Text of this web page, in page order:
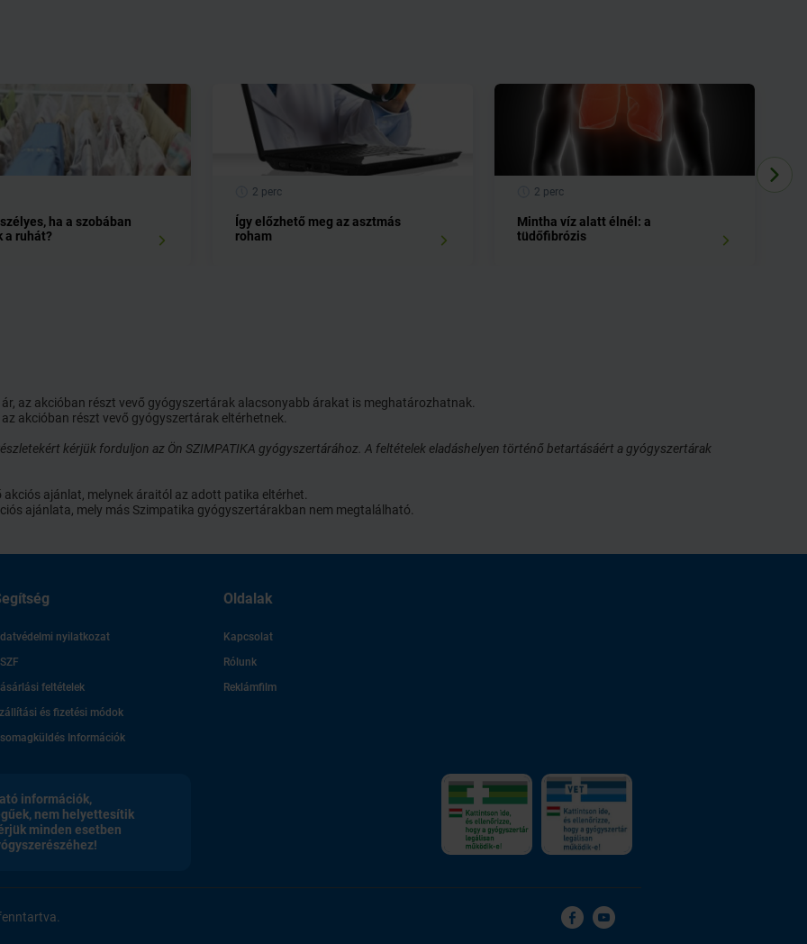
kezelésére,
vagy éppen
vagy
váladékürítő
miatt (a fokozott
adagolást módosítani;
veszélyezteti a
gyéb gyógyszerek és az
a készítmény laktóz-
számoltak be.
fel, hagyja abba az
kezelőorvosához.
vagy nemrégiben
reflexet gátló
nyák kiköhögését
ha a szobában
a ruhát?
2 perc
Így előzhető meg az asztmás
roham
2 perc
Mintha víz alatt élnél: a
tüdőfibrózis
az akcióban részt vevő gyógyszertárak alacsonyabb árakat is meghatározhatnak.
akcióban részt vevő gyógyszertárak eltérhetnek.
kérjük forduljon az Ön SZIMPATIKA gyógyszertárához. A feltételek eladáshelyen történő betartásáért a gyógyszertárak
ajánlat, melynek áraitól az adott patika eltérhet.
ajánlata, mely más Szimpatika gyógyszertárakban nem megtalálható.
nyilatkozat
feltételek
és fizetési módok
Információk
Oldalak
Kapcsolat
Rólunk
Reklámfilm
információk,
nem helyettesítik
minden esetben